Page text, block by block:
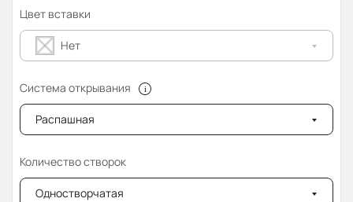
Цвет вставки
Нет
Система открывания
Распашная
Количество створок
Одностворчатая